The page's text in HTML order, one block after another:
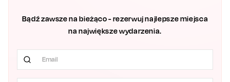
Bądź zawsze na bieżąco - rezerwuj najlepsze miejsca
na największe wydarzenia.